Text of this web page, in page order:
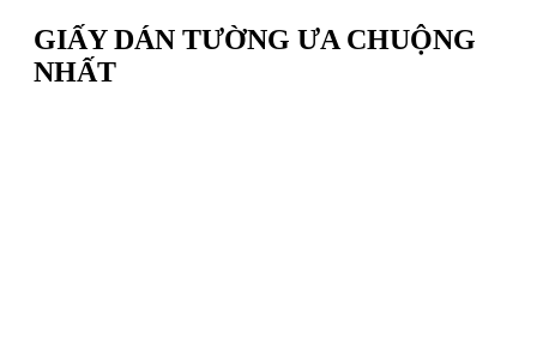
GIẤY DÁN TƯỜNG ƯA CHUỘNG
NHẤT